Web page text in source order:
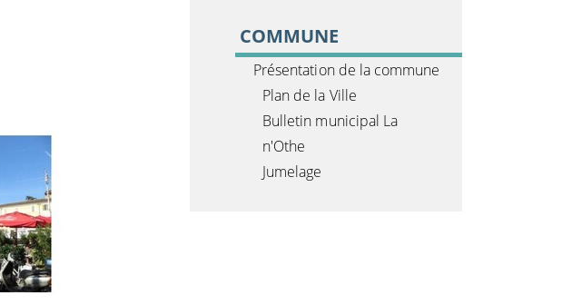
COMMUNE
Présentation de la commune
Plan de la Ville
Bulletin municipal La
n'Othe
Jumelage